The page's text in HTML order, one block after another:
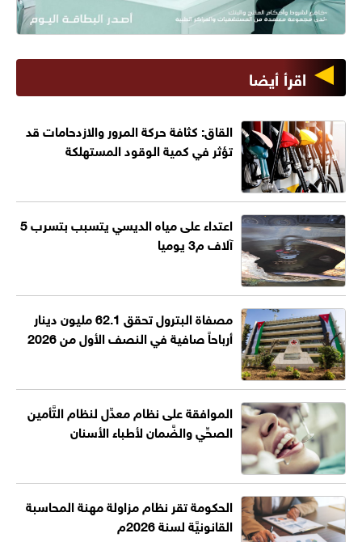
اقرأ أيضا
القاق: كثافة حركة المرور والازدحامات قد
تؤثر في كمية الوقود المستهلكة
اعتداء على مياه الديسي يتسبب بتسرب 5
آلاف م3 يوميا
مصفاة البترول تحقق 62.1 مليون دينار
أرباحاً صافية في النصف الأول من 2026
الموافقة على نظام معدِّل لنظام التَّأمين
الصحِّي والضَّمان لأطباء الأسنان
الحكومة تقر نظام مزاولة مهنة المحاسبة
القانونيَّة لسنة 2026م